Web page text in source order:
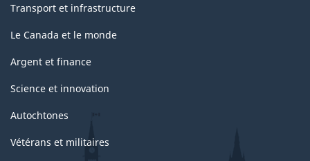
Transport et infrastructure
Le Canada et le monde
Argent et finance
Science et innovation
Autochtones
Vétérans et militaires